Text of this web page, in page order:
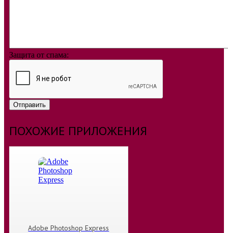
Защита от спама:
Отправить
ПОХОЖИЕ ПРИЛОЖЕНИЯ
Adobe Photoshop Express